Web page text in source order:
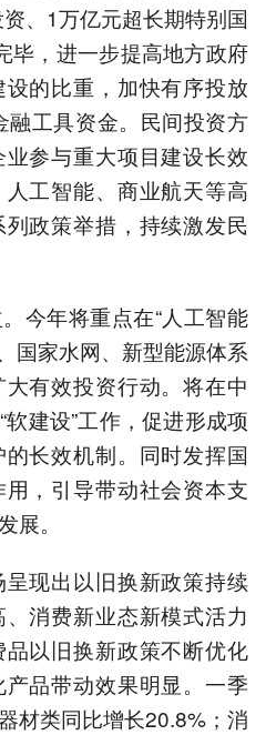
、1万亿元超长期特别国
毕，进一步提高地方政府
的比重，加快有序投放
工具资金。民间投资方
参与重大项目建设长效
工智能、商业航天等高
政策举措，持续激发民
年将重点在“人工智能
国家水网、新型能源体系
有效投资行动。将在中
建设”工作，促进形成项
长效机制。同时发挥国
，引导带动社会资本支
展。
现出以旧换新政策持续
消费新业态新模式活力
以旧换新政策不断优化
品带动效果明显。一季
材类同比增长20.8%；消